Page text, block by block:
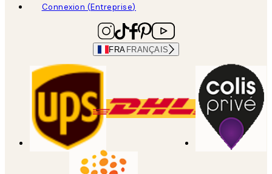
Connexion (Entreprise)
FRA FRANÇAIS